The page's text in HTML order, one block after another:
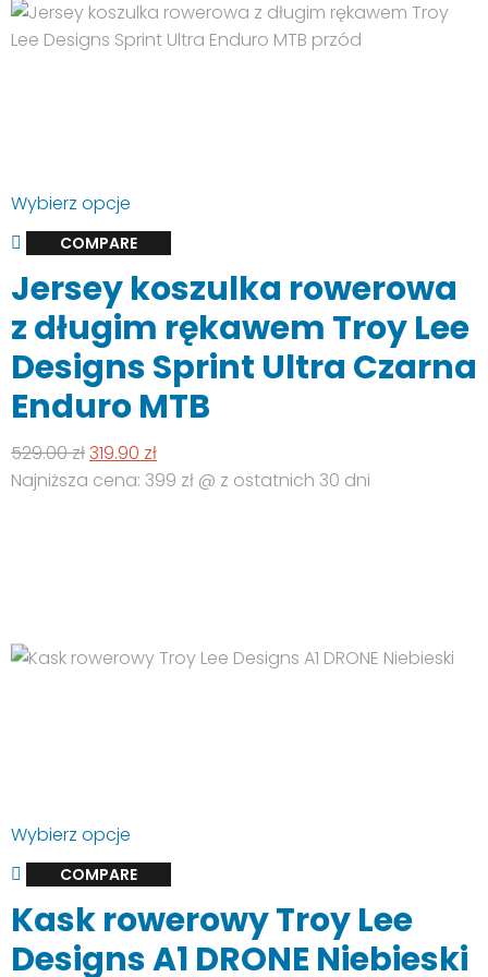
Wybierz opcje
produkt
ma
wiele
wariantów.
Opcje
można
wybrać
na
stronie
produktu
COMPARE
Jersey koszulka rowerowa
z długim rękawem Troy Lee
Designs Sprint Ultra Czarna
Enduro MTB
529.00złPierwotna
cena
319.90 złAktualna
cena
Najniższa cena: 399 zł @ z ostatnich 30 dni
Wybierz opcje
produkt
ma
wiele
wariantów.
Opcje
COMPARE
Kask rowerowy Troy Lee
Designs A1 DRONE Niebieski